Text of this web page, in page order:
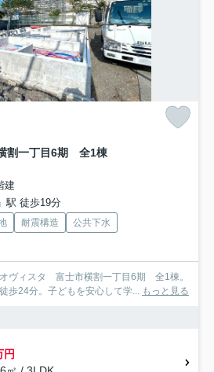
割一丁目6期 全1棟
建
駅 徒歩19分
耐震構造
公共下水
ヴィスタ 富士市横割一丁目6期 全1棟。
歩24分。子どもを安心して学... もっと見る
円